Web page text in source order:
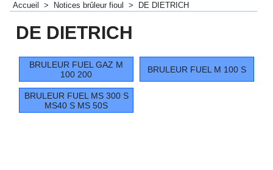
Accueil > Notices brûleur fioul > DE DIETRICH
DE DIETRICH
BRULEUR FUEL GAZ M
100 200
BRULEUR FUEL M 100 S
BRULEUR FUEL MS 300 S
MS40 S MS 50S